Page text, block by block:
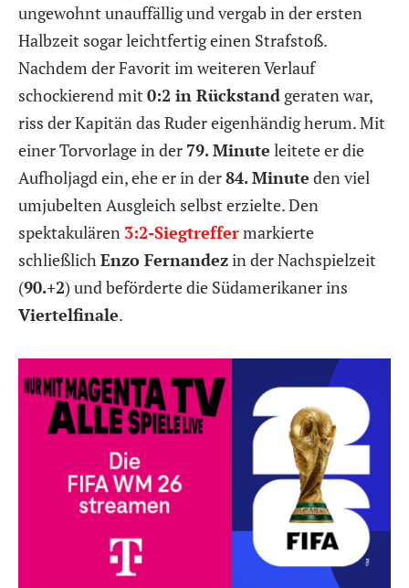
ungewohnt unauffällig und vergab in der ersten
Halbzeit sogar leichtfertig einen Strafstoß.
Nachdem der Favorit im weiteren Verlauf
schockierend mit 0:2 in Rückstand geraten war,
riss der Kapitän das Ruder eigenhändig herum. Mit
einer Torvorlage in der 79. Minute leitete er die
Aufholjagd ein, ehe er in der84. Minute den viel
umjubelten Ausgleich selbst erzielte. Den
spektakulären 3:2-Siegtreffermarkierte
schließlich Enzo Fernandezin der Nachspielzeit
(90.+2) und beförderte die Südamerikaner ins
Viertelfinale.